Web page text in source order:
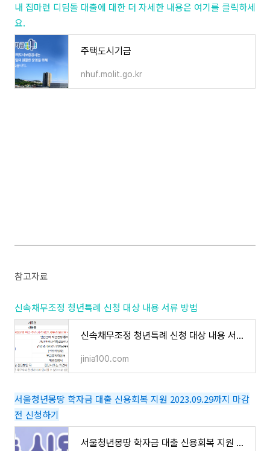
내 집마련 디딤돌 대출에 대한 더 자세한 내용은 여기를 클릭하세
요.
주택도시기금
nhuf.molit.go.kr
참고자료
신속채무조정 청년특례 신청 대상 내용 서류 방법
신속채무조정 청년특례 신청 대상 내용 서류 방법
jinia100.com
서울청년몽땅 학자금 대출 신용회복 지원 2023.09.29까지 마감
전 신청하기
서울청년몽땅 학자금 대출 신용회복 지원 2023.09.29까지 마감전 신청하기